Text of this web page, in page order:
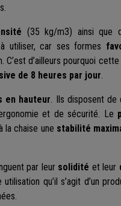
(35 kg/m3) ainsi que
utiliser, car ses formes
C’est d’ailleurs pourquoi
de 8 heures par jour.
en hauteur. Ils disposent de
et de sécurité. Le
la chaise une stabilité
par leur solidité et leur
qu’il s’agit d’un